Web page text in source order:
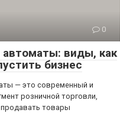
0
виды, как
бизнес
— это современный и
розничной торговли,
товары